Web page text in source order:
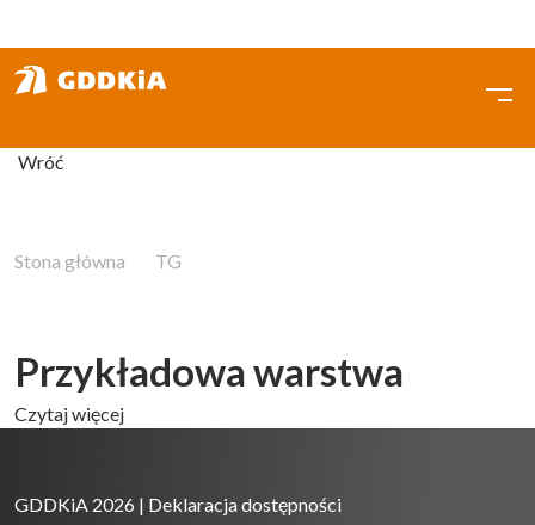
do
treści
Wróć
Stona główna TG
Przykładowa warstwa
Czytaj więcej
GDDKiA 2026 | Deklaracja dostępności